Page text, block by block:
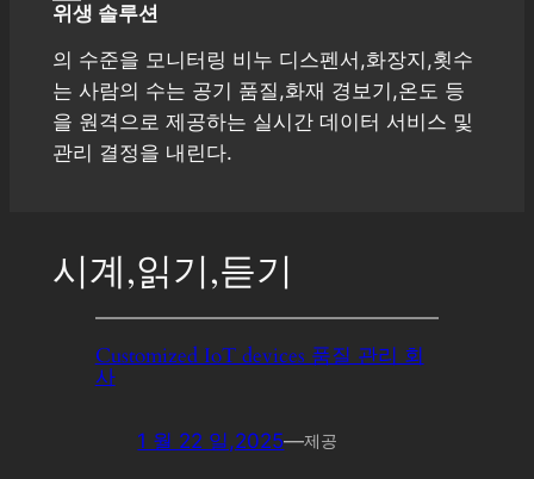
위생 솔루션
의 수준을 모니터링 비누 디스펜서,화장지,횟수
는 사람의 수는 공기 품질,화재 경보기,온도 등
을 원격으로 제공하는 실시간 데이터 서비스 및
관리 결정을 내린다.
시계,읽기,듣기
Customized IoT devices 품질 관리 회
사
1 월 22 일,2025—제공